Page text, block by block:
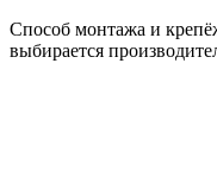
Способ монтажа и
выбирается